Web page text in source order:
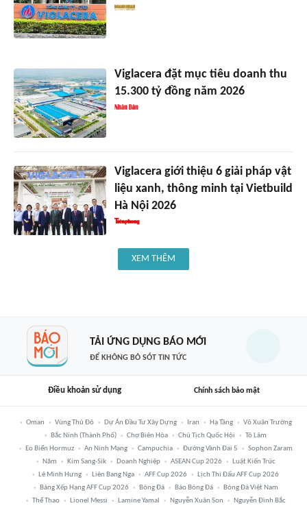
Viglacera đặt mục tiêu doanh thu
15.300 tỷ đồng năm 2026
Viglacera giới thiệu 6 giải pháp vật
liệu xanh, thông minh tại Vietbuild
Hà Nội 2026
XEM THÊM
TẢI ỨNG DỤNG BÁO MỚI
ĐỂ KHÔNG BỎ SÓT TIN TỨC
Điều khoản sử dụng Chính sách bảo mật
Oman Vùng Thủ Đô Dự Án Đầu Tư Xây Dựng Iran Hạ Tầng
Võ Xuân Trường
Bắc Ninh (thành Phố)
Chợ Biên Hòa Chủ Tịch Quốc Hội
Tô Lâm
Eo Biển Hormuz
An Ninh Mạng Campuchia Đường Vành Đai 5
Sophon Zaram
Năm
Kim Sang-Sik Doanh Nghiệp ASEAN Cup 2026
Luật Kiến Trúc
Lê Minh Hưng
Liên Bang Nga AFF Cup 2026
Lịch Thi Đấu AFF Cup 2026
Bảng Xếp Hạng AFF Cup 2026
Bóng Đá Báo Bóng Đá
Bóng Đá Việt Nam
Thể Thao
Lionel Messi Lamine Yamal Nguyễn Xuân Son
Nguyễn Đình Bắc